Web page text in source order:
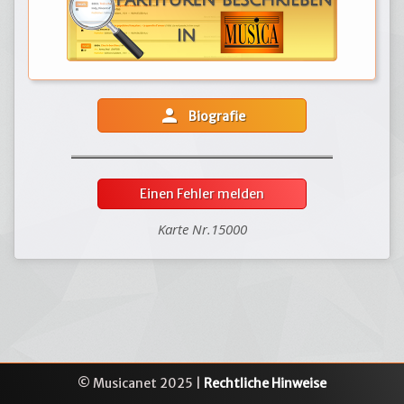
person Biografie
Einen Fehler melden
Karte Nr.15000
© Musicanet 2025 | Rechtliche Hinweise